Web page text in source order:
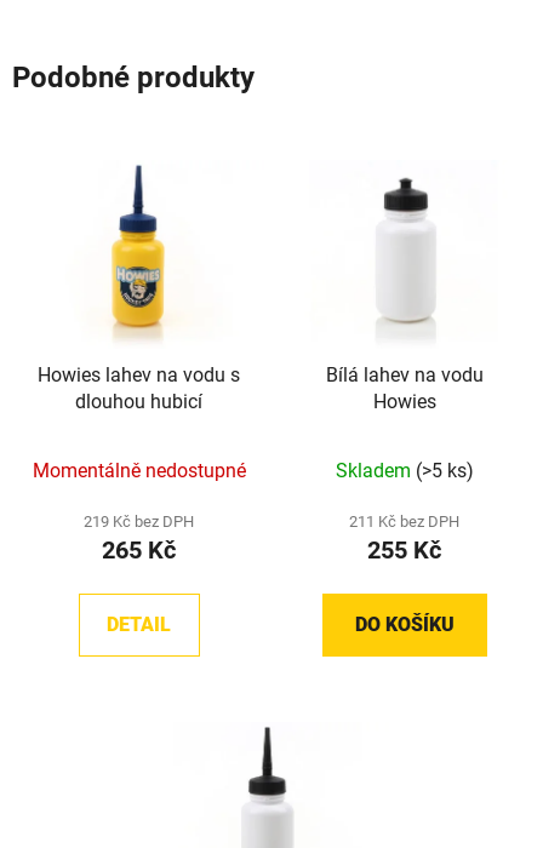
Podobné produkty
Howies lahev na vodu s
dlouhou hubicí
hodnocení
produktu
je
z
Momentálně nedostupné
219 Kč bez DPH
265 Kč
DETAIL
Bílá lahev na vodu
Howies
Skladem (>5 ks)
211 Kč bez DPH
255 Kč
DO KOŠÍKU